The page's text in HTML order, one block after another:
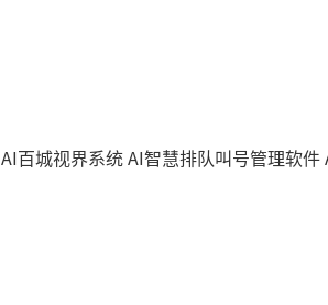
AI百城视界系统AI智慧排队叫号管理软件